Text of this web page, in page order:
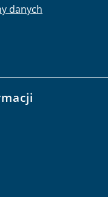
danych